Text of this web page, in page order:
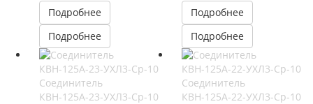
Подробнее
Подробнее
Подробнее
Подробнее
Соединитель
КВН-125А-23-УХЛ3-Ср-10
Соединитель
КВН-125А-22-УХЛ3-Ср-10